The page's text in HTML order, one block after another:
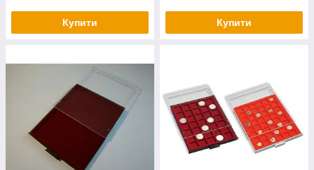
Купити Купити